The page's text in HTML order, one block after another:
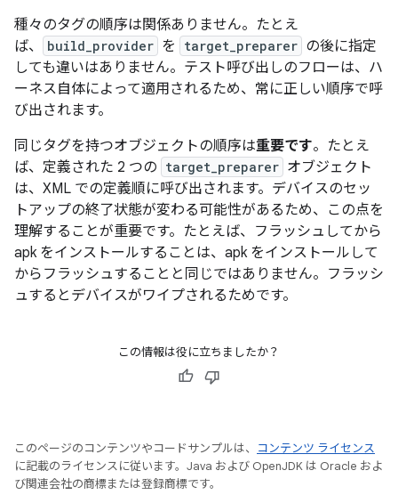
種々のタグの順序は関係ありません。たとえ
ば、
build_provider を target_preparer の後に指定
しても違いはありません。テスト呼び出しのフローは、ハ
ーネス自体によって適用されるため、常に正しい順序で呼
び出されます。
同じタグを持つオブジェクトの順序は重要です。たとえ
ば、定義された 2 つの target_preparer オブジェクト
は、XML での定義順に呼び出されます。デバイスのセッ
トアップの終了状態が変わる可能性があるため、この点を
理解することが重要です。たとえば、フラッシュしてから
apk をインストールすることは、apk をインストールして
からフラッシュすることと同じではありません。フラッシ
ュするとデバイスがワイプされるためです。
この情報は役に立ちましたか？
このページのコンテンツやコードサンプルは、
コンテンツ ライセンス
に記載のライセンスに従います。Java および OpenJDK は Oracle およ
び関連会社の商標または登録商標です。